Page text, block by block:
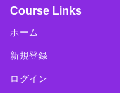
Course Links
ホーム
新規登録
ログイン